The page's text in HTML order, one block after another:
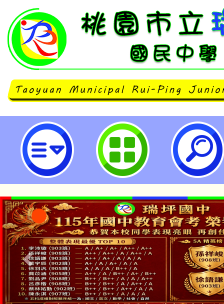
「B2.PBL 教學應用工作坊」-桃
中學
公告本校115學年度第